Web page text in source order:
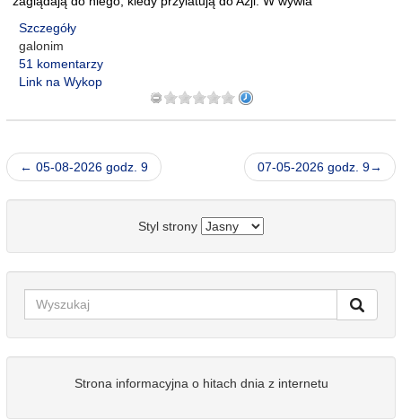
Szczegóły
galonim
51 komentarzy
Link na Wykop
← 05-08-2026 godz. 9 07-05-2026 godz. 9→
Styl strony
Strona informacyjna o hitach dnia z internetu